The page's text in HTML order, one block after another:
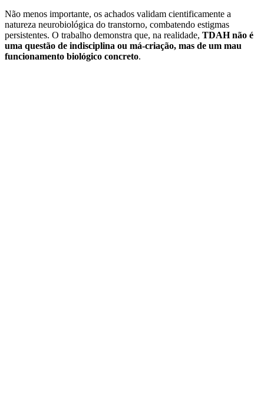
Não menos importante, os achados validam cientificamente a
natureza neurobiológica do transtorno, combatendo estigmas
persistentes. O trabalho demonstra que, na realidade, TDAH não é
uma questão de indisciplina ou má-criação, mas de um mau
funcionamento biológico concreto.